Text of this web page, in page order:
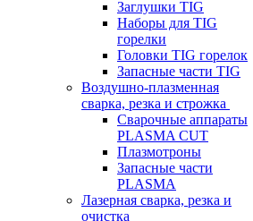
Заглушки TIG
Наборы для TIG
горелки
Головки TIG горелок
Запасные части TIG
Воздушно-плазменная
сварка, резка и строжка
Сварочные аппараты
PLASMA CUT
Плазмотроны
Запасные части
PLASMA
Лазерная сварка, резка и
очистка